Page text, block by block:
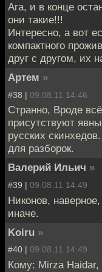
Ага, и в конце
они такие!!!
Интересно, а вот
компактного
друг с другом, их
Артем »
#38 | 09.08.11 14:46
Странно, Вроде
присутствуют
русских
для разборок.
Валерий Ильич »
#39 | 09.08.11 14:49
Никонов,
иначе.
Koiru »
#40 | 09.08.11 14:49
Кому: Mirza Haidar,